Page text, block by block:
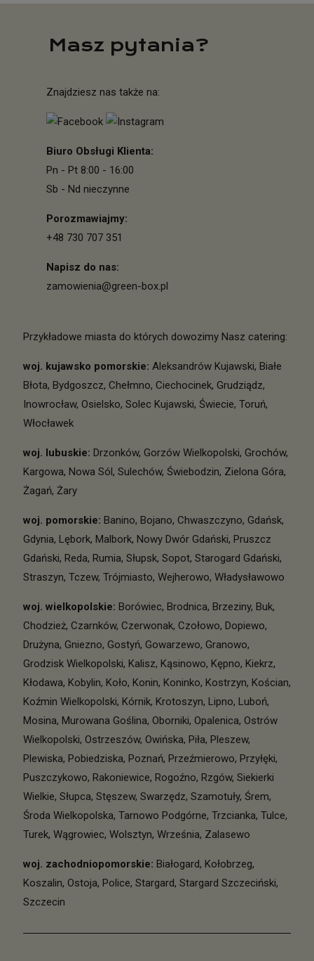
Masz pytania?
Znajdziesz nas także na:
Biuro Obsługi Klienta:
Pn - Pt 8:00 - 16:00
Sb - Nd nieczynne
Porozmawiajmy:
+48 730 707 351
Napisz do nas:
zamowienia@green-box.pl
Przykładowe miasta do których dowozimy Nasz catering:
woj. kujawsko pomorskie: Aleksandrów Kujawski, Białe
Błota, Bydgoszcz, Chełmno, Ciechocinek, Grudziądz,
Inowrocław, Osielsko, Solec Kujawski, Świecie, Toruń,
Włocławek
woj. lubuskie: Drzonków, Gorzów Wielkopolski, Grochów,
Kargowa, Nowa Sól, Sulechów, Świebodzin, Zielona Góra,
Żagań, Żary
woj. pomorskie: Banino, Bojano, Chwaszczyno, Gdańsk,
Gdynia, Lębork, Malbork, Nowy Dwór Gdański, Pruszcz
Gdański, Reda, Rumia, Słupsk, Sopot, Starogard Gdański,
Straszyn, Tczew, Trójmiasto, Wejherowo, Władysławowo
woj. wielkopolskie: Borówiec, Brodnica, Brzeziny, Buk,
Chodzież, Czarnków, Czerwonak, Czołowo, Dopiewo,
Drużyna, Gniezno, Gostyń, Gowarzewo, Granowo,
Grodzisk Wielkopolski, Kalisz, Kąsinowo, Kępno, Kiekrz,
Kłodawa, Kobylin, Koło, Konin, Koninko, Kostrzyn, Kościan,
Koźmin Wielkopolski, Kórnik, Krotoszyn, Lipno, Luboń,
Mosina, Murowana Goślina, Oborniki, Opalenica, Ostrów
Wielkopolski, Ostrzeszów, Owińska, Piła, Pleszew,
Plewiska, Pobiedziska, Poznań, Przeźmierowo, Przyłęki,
Puszczykowo, Rakoniewice, Rogoźno, Rzgów, Siekierki
Wielkie, Słupca, Stęszew, Swarzędz, Szamotuły, Śrem,
Środa Wielkopolska, Tarnowo Podgórne, Trzcianka, Tulce,
Turek, Wągrowiec, Wolsztyn, Września, Zalasewo
woj. zachodniopomorskie: Białogard, Kołobrzeg,
Koszalin, Ostoja, Police, Stargard, Stargard Szczeciński,
Szczecin